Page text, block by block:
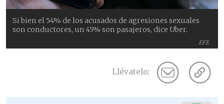
EFE
Si bien el 54% de los acusados de agresiones sexuales
son conductores, un 45% son pasajeros, dice Uber.
Llévatelo: